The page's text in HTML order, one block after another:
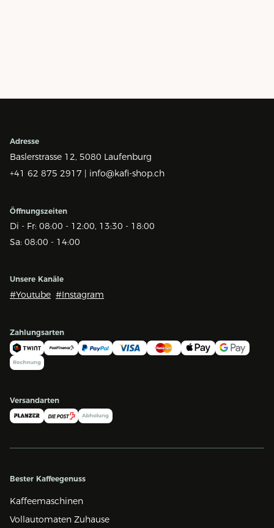
Adresse
Baslerstrasse 12, 5080 Laufenburg
+41 62 875 2917 | info@kafi-shop.ch
Öffnungszeiten
Di - Fr: 08:00 - 12:00, 13:30 - 18:00
Sa: 08:00 - 14:00
Unsere Kanäle
#Youtube #Instagram
Zahlungsarten
Versandarten
Bester Kaffeegenuss
Kaffeemaschinen
Vollautomaten Zuhause